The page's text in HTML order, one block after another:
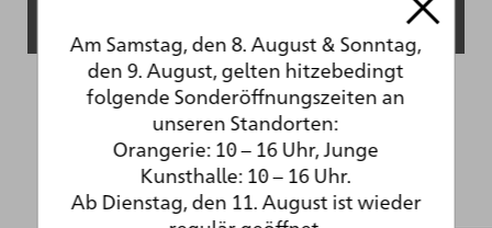
Inhalt direkt öffnen
Touren zu diesem Werk
Am Samstag, den 8. August & Sonntag,
den 9. August, gelten hitzebedingt
folgende Sonderöffnungszeiten an
unseren Standorten:
Orangerie: 10 – 16 Uhr, Junge
Kunsthalle: 10 – 16 Uhr.
Ab Dienstag, den 11. August ist wieder